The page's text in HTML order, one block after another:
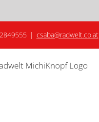
| csaba@radwelt.co.at